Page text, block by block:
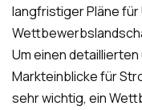
langfristiger Pläne
Um einen
Markteinblicke für
sehr wichtig, ein